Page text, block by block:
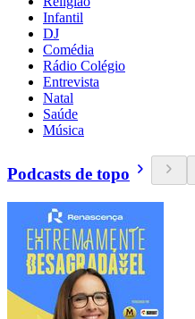
Infantil
DJ
Comédia
Rádio Colégio
Entrevista
Natal
Saúde
Música
Podcasts de topo